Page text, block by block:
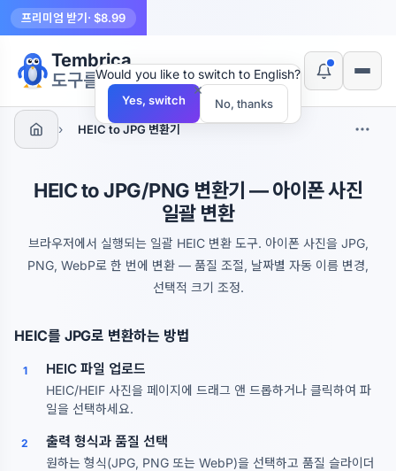
프리미엄 받기· $8.99
Tembrica
도구를 만듭니다
› HEIC to JPG 변환기
HEIC to JPG/PNG 변환기 — 아이폰 사진
일괄 변환
브라우저에서 실행되는 일괄 HEIC 변환 도구. 아이폰 사진을 JPG,
PNG, WebP로 한 번에 변환 — 품질 조절, 날짜별 자동 이름 변경,
선택적 크기 조정.
HEIC를 JPG로 변환하는 방법
1 HEIC 파일 업로드
HEIC/HEIF 사진을 페이지에 드래그 앤 드롭하거나 클릭하여 파
일을 선택하세요.
2 출력 형식과 품질 선택
원하는 형식(JPG, PNG 또는 WebP)을 선택하고 품질 슬라이더
×
Would you like to switch to English?
Yes, switch No, thanks